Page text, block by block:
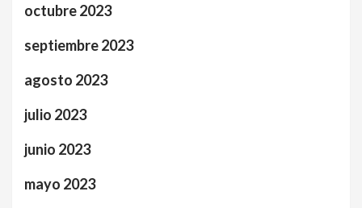
octubre 2023
septiembre 2023
agosto 2023
julio 2023
junio 2023
mayo 2023